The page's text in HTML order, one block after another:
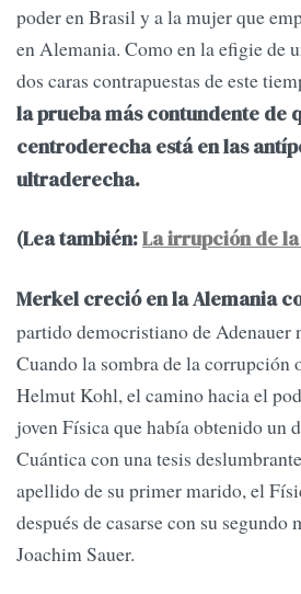
poder en Brasil y a la mujer que
en Alemania. Como en la efigie de
dos caras contrapuestas de este
la prueba más contundente de
centroderecha está en las
ultraderecha.
(Lea también:La irrupción de
Merkel creció en la Alemania
partido democristiano de Adenauer
Cuando la sombra de la corrupción
Helmut Kohl, el camino hacia el
joven Física que había obtenido un
Cuántica con una tesis
apellido de su primer marido, el
después de casarse con su
Joachim Sauer.